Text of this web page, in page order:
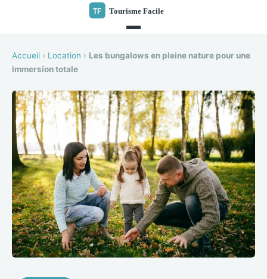
Accueil › Location › Les bungalows en pleine nature pour une
immersion totale